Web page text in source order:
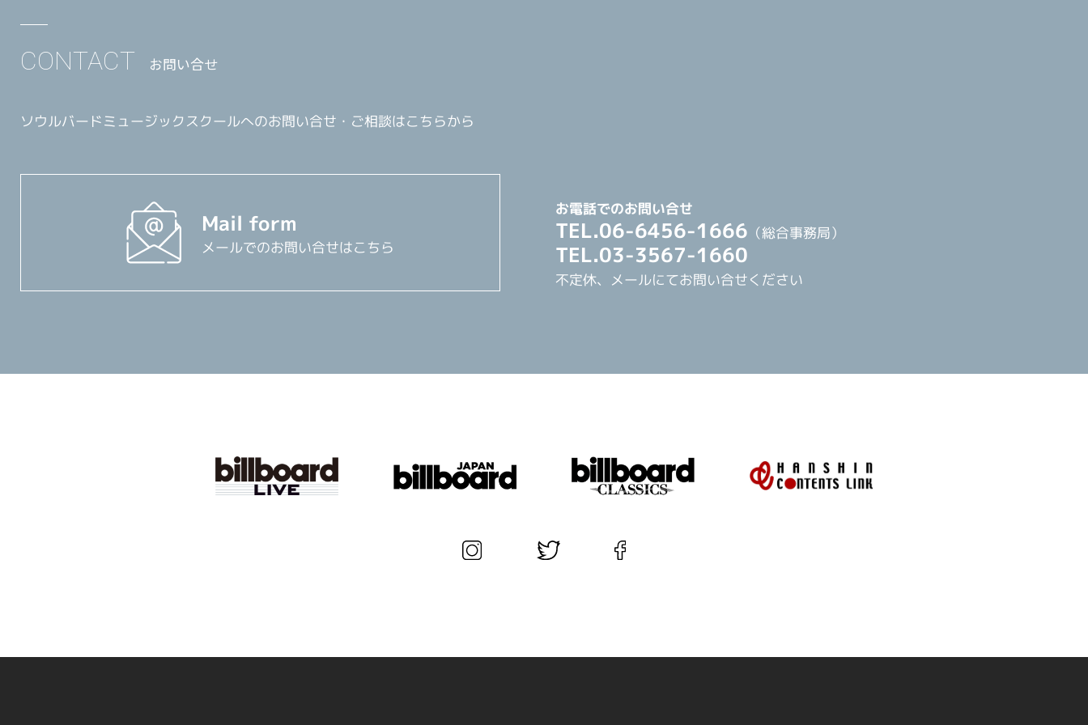
CONTACT お問い合せ
ソウルバードミュージックスクールへのお問い合せ・ご相談はこちらから
Mail form
メールでのお問い合せはこちら
お電話でのお問い合せ
TEL.06-6456-1666 （総合事務局）
TEL.03-3567-1660
不定休、メールにてお問い合せください